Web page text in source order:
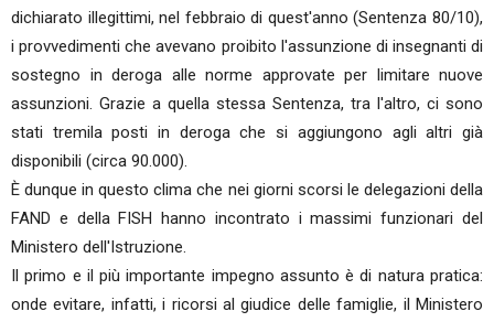
dichiarato illegittimi, nel febbraio di quest'anno (Sentenza 80/10),
i provvedimenti che avevano proibito l'assunzione di insegnanti di
sostegno in deroga alle norme approvate per limitare nuove
assunzioni. Grazie a quella stessa Sentenza, tra l'altro, ci sono
stati tremila posti in deroga che si aggiungono agli altri già
disponibili (circa 90.000).
È dunque in questo clima che nei giorni scorsi le delegazioni della
FAND e della FISH hanno incontrato i massimi funzionari del
Ministero dell'Istruzione.
Il primo e il più importante impegno assunto è di natura pratica:
onde evitare, infatti, i ricorsi al giudice delle famiglie, il Ministero